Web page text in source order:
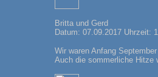
Britta und Gerd
Datum: 07.09.2017 Uhrzeit:
Wir waren Anfang
Auch die sommerliche Hitze